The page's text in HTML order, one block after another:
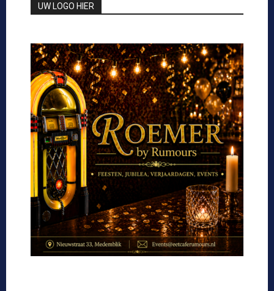
UW LOGO HIER